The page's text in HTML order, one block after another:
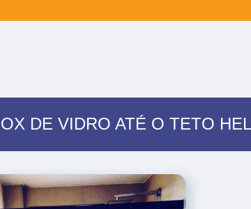
DE VIDRO ATÉ O TETO